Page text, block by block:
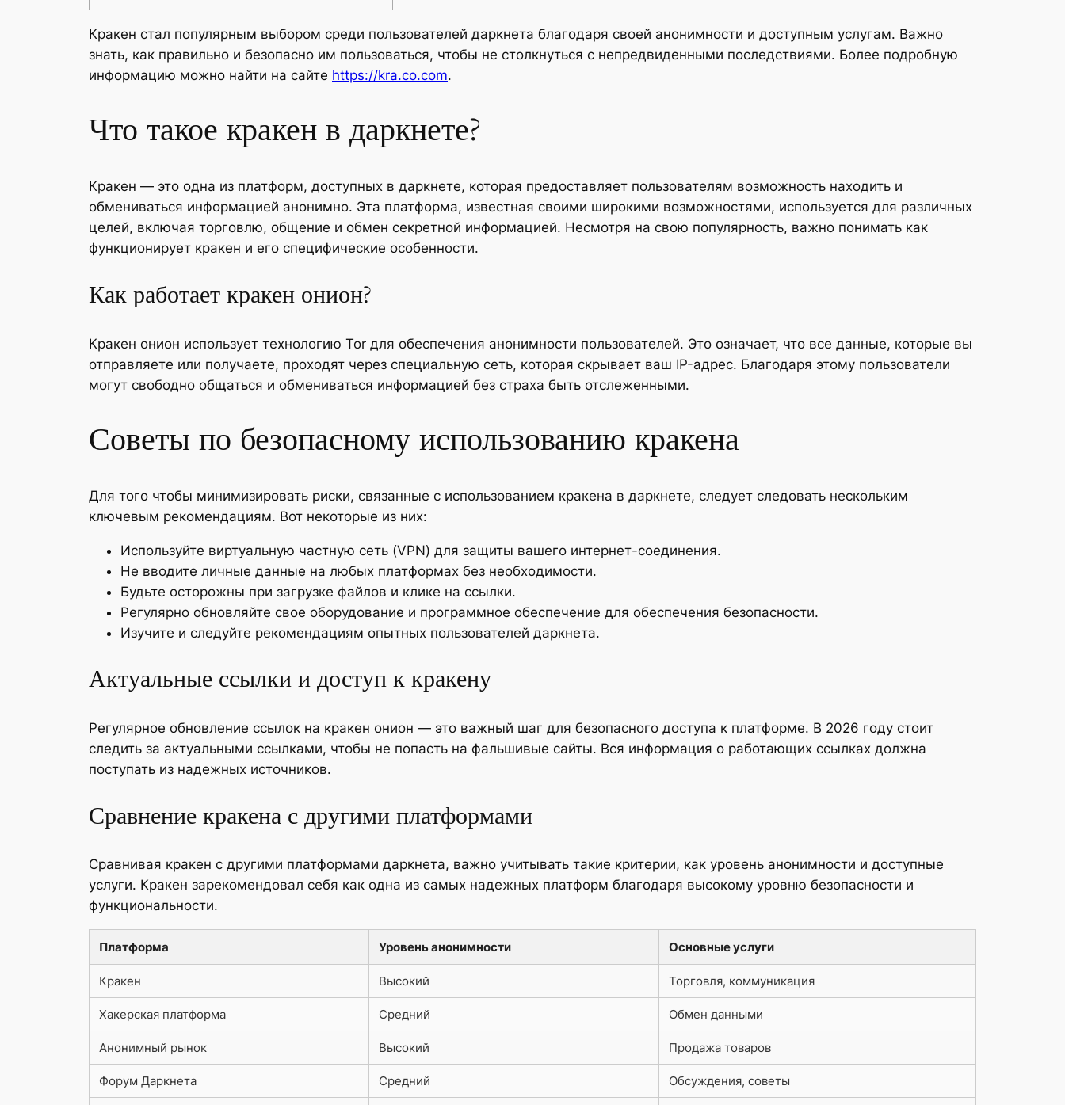
Кракен стал популярным выбором среди пользователей даркнета благодаря своей анонимности и доступным услугам. Важно
знать, как правильно и безопасно им пользоваться, чтобы не столкнуться с непредвиденными последствиями. Более подробную
информацию можно найти на сайте https://kra.co.com.
Что такое кракен в даркнете?
Кракен — это одна из платформ, доступных в даркнете, которая предоставляет пользователям возможность находить и
обмениваться информацией анонимно. Эта платформа, известная своими широкими возможностями, используется для различных
целей, включая торговлю, общение и обмен секретной информацией. Несмотря на свою популярность, важно понимать как
функционирует кракен и его специфические особенности.
Как работает кракен онион?
Кракен онион использует технологию Tor для обеспечения анонимности пользователей. Это означает, что все данные, которые вы
отправляете или получаете, проходят через специальную сеть, которая скрывает ваш IP-адрес. Благодаря этому пользователи
могут свободно общаться и обмениваться информацией без страха быть отслеженными.
Советы по безопасному использованию кракена
Для того чтобы минимизировать риски, связанные с использованием кракена в даркнете, следует следовать нескольким
ключевым рекомендациям. Вот некоторые из них:
Используйте виртуальную частную сеть (VPN) для защиты вашего интернет-соединения.
Не вводите личные данные на любых платформах без необходимости.
Будьте осторожны при загрузке файлов и клике на ссылки.
Регулярно обновляйте свое оборудование и программное обеспечение для обеспечения безопасности.
Изучите и следуйте рекомендациям опытных пользователей даркнета.
Актуальные ссылки и доступ к кракену
Регулярное обновление ссылок на кракен онион — это важный шаг для безопасного доступа к платформе. В 2026 году стоит
следить за актуальными ссылками, чтобы не попасть на фальшивые сайты. Вся информация о работающих ссылках должна
поступать из надежных источников.
Сравнение кракена с другими платформами
Сравнивая кракен с другими платформами даркнета, важно учитывать такие критерии, как уровень анонимности и доступные
услуги. Кракен зарекомендовал себя как одна из самых надежных платформ благодаря высокому уровню безопасности и
функциональности.
Платформа Уровень анонимности Основные услуги
Кракен Высокий Торговля, коммуникация
Хакерская платформа Средний Обмен данными
Анонимный рынок Высокий Продажа товаров
Форум Даркнета Средний Обсуждения, советы